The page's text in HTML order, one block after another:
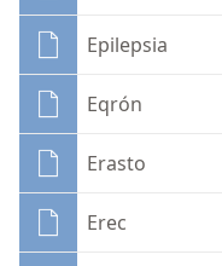
Epilepsia
Eqrón
Erasto
Erec